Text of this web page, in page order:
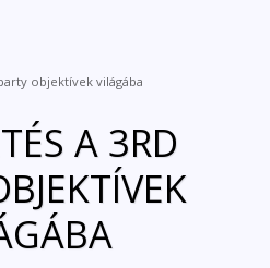
objektívek világába
A 3RD